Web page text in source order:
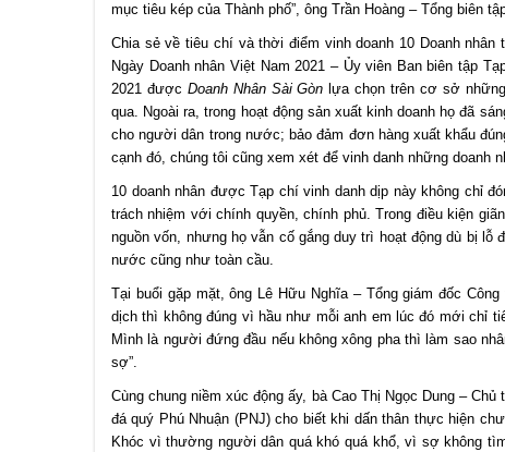
mục tiêu kép của Thành phố”, ông Trần Hoàng – Tổng biên
Chia sẻ về tiêu chí và thời điểm vinh doanh 10 Doanh
Ngày Doanh nhân Việt Nam 2021 – Ủy viên Ban biên tập
2021 được Doanh Nhân Sài Gòn lựa chọn trên cơ sở
qua. Ngoài ra, trong hoạt động sản xuất kinh doanh họ đã
cho người dân trong nước; bảo đảm đơn hàng xuất khẩu
cạnh đó, chúng tôi cũng xem xét để vinh danh những doanh
10 doanh nhân được Tạp chí vinh danh dịp này không chỉ
trách nhiệm với chính quyền, chính phủ. Trong điều kiện
nguồn vốn, nhưng họ vẫn cố gắng duy trì hoạt động dù bị
nước cũng như toàn cầu.
Tại buổi gặp mặt, ông Lê Hữu Nghĩa – Tổng giám đốc
dịch thì không đúng vì hầu như mỗi anh em lúc đó mới chỉ
Mình là người đứng đầu nếu không xông pha thì làm sao
sợ”.
Cùng chung niềm xúc động ấy, bà Cao Thị Ngọc Dung –
đá quý Phú Nhuận (PNJ) cho biết khi dấn thân thực hiện
Khóc vì thường người dân quá khó quá khổ, vì sợ không